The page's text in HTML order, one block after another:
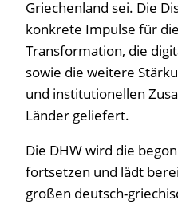
Griechenland sei. Die
konkrete Impulse für
Transformation, die
sowie die weitere
und institutionellen
Länder geliefert.
Die DHW wird die
fortsetzen und lädt
großen deutsch-